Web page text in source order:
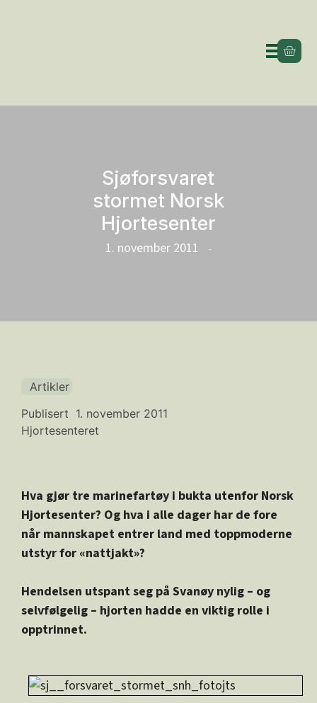
Sjøforsvaret
stormet Norsk
Hjortesenter
1. november 2011 -
Artikler
Publisert 1. november 2011
Hjortesenteret
Hva gjør tre marinefartøy i bukta utenfor Norsk
Hjortesenter? Og hva i alle dager har de fore
når mannskapet entrer land med toppmoderne
utstyr for «nattjakt»?
Hendelsen utspant seg på Svanøy nylig – og
selvfølgelig – hjorten hadde en viktig rolle i
opptrinnet.